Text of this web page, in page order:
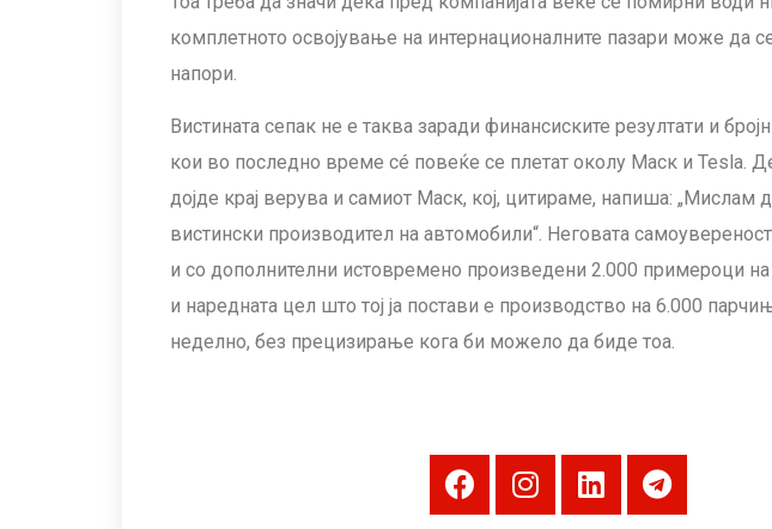
комплетното освојување на интернационалните пазари може да
напори.
Вистината сепак не е таква заради финансиските резултати и
кои во последно време сé повеќе се плетат околу Маск и Tesla.
дојде крај верува и самиот Маск, кој, цитираме, напиша: „Мислам
вистински производител на автомобили“. Неговата
и со дополнителни истовремено произведени 2.000 примероци на
и наредната цел што тој ја постави е производство на 6.000
неделно, без прецизирање кога би можело да биде тоа.